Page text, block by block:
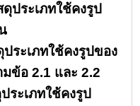
ประเภทใช้คงรูป
ระเภทใช้คงรูปของ
ข้อ 2.1 และ 2.2
ะเภทใช้คงรูป